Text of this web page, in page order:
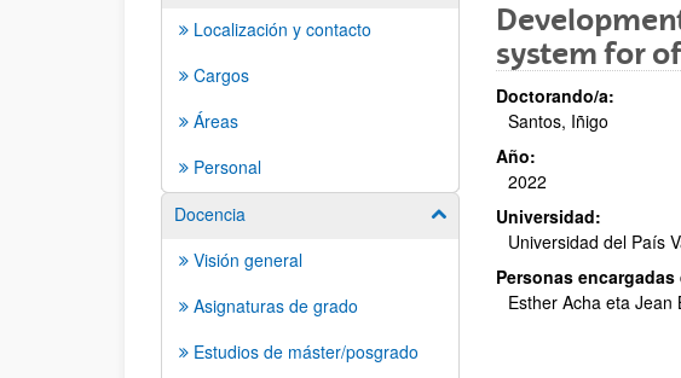
Localización y contacto
Cargos
Áreas
Personal
Docencia
Mostrar/ocultar subpáginas
Visión general
Asignaturas de grado
Estudios de máster/posgrado
system for
Doctorando/a:
Santos, Iñigo
Año:
2022
Universidad:
Universidad del País
Personas
Esther Acha eta Jean